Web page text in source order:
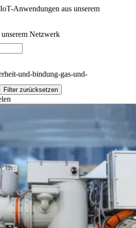
Anwendungen aus unserem
Netzwerk
und-bindung-gas-und-
Filter zurücksetzen